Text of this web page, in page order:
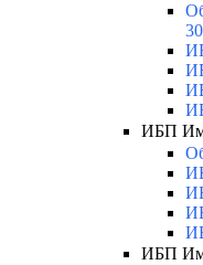
ИБП
ИБП